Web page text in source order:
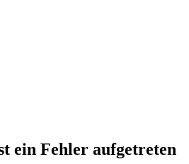
ein Fehler aufgetreten